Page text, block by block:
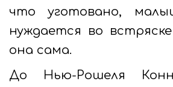
что уготовано,
нуждается во
она сама.
До Нью-Рошеля